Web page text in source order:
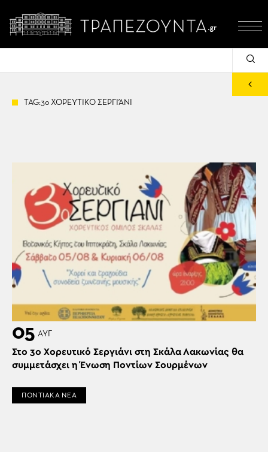
TAG:3ο ΧΟΡΕΥΤΙΚΟ ΣΕΡΓΙΆΝΙ
05 ΑΥΓ
Στο 3ο Χορευτικό Σεργιάνι στη Σκάλα Λακωνίας θα
συμμετάσχει η Ένωση Ποντίων Σουρμένων
ΠΟΝΤΙΑΚΑ ΝΕΑ